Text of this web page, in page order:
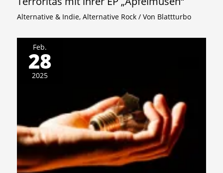
Alternative & Indie,Alternative Rock / Von Blattturbo
Feb.
28
2025